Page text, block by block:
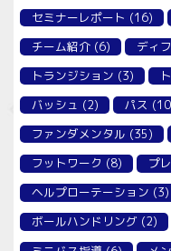
セミナーレポート (16)
チーム紹介(6) ディ
トランジション (3)
バッシュ (2) パス
ファンダメンタル (35)
フットワーク (8) プ
ヘルプローテーション (3)
ボールハンドリング (2)